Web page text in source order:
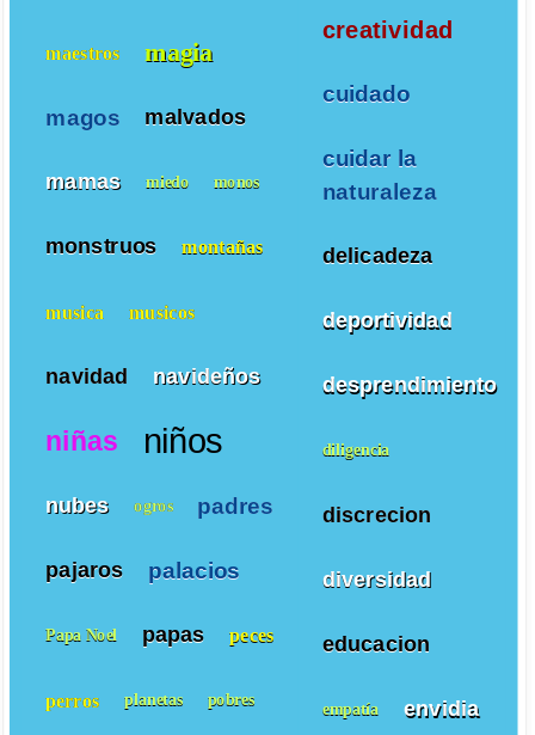
creatividad
cuidado
cuidar la
naturaleza
delicadeza
deportividad
desprendimiento
diligencia
discrecion
diversidad
educacion
empatía envidia
maestros magia
magos malvados
mamas miedo monos
monstruos montañas
musica musicos
navidad navideños
niñas niños
nubes ogros padres
pajaros palacios
Papa Noel papas peces
perros planetas pobres